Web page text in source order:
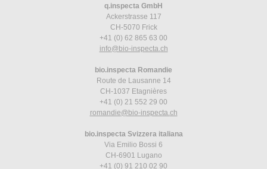
q.inspecta GmbH
Ackerstrasse 117
CH-5070 Frick
+41 (0) 62 865 63 00
info@bio-inspecta.ch
bio.inspecta Romandie
Route de Lausanne 14
CH-1037 Etagnières
+41 (0) 21 552 29 00
romandie@bio-inspecta.ch
bio.inspecta Svizzera italiana
Via Emilio Bossi 6
CH-6901 Lugano
+41 (0) 91 210 02 90